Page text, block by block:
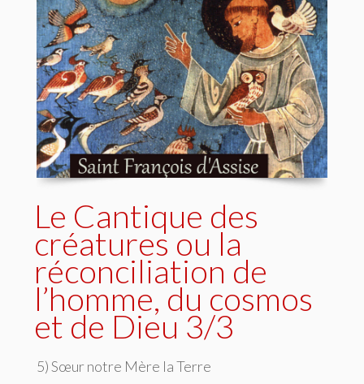
Le Cantique des
créatures ou la
réconciliation de
l’homme, du cosmos
et de Dieu 3/3
5) Sœur notre Mère la Terre